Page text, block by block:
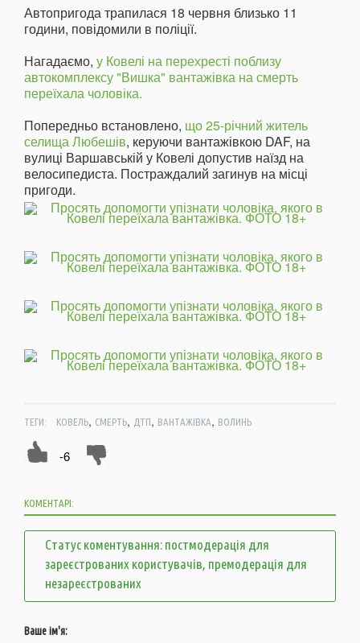
Автопригода трапилася 18 червня близько 11
години, повідомили в поліції.
Нагадаємо, у Ковелі на перехресті поблизу
автокомплексу "Вишка" вантажівка на смерть
переїхала чоловіка.
Попередньо встановлено, що 25-річний житель
селища Любешів, керуючи вантажівкою DAF, на
вулиці Варшавській у Ковелі допустив наїзд на
велосипедиста. Постраждалий загинув на місці
пригоди.
ТЕГИ: КОВЕЛЬ, СМЕРТЬ, ДТП, ВАНТАЖІВКА, ВОЛИНЬ
-6
КОМЕНТАРІ:
Статус коментування: постмодерація для
зареєстрованих користувачів, премодерація для
незареєстрованих
Ваше ім'я: